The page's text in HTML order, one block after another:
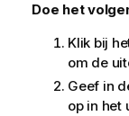
Doe het
Klik bij
om de
Geef in
op in het